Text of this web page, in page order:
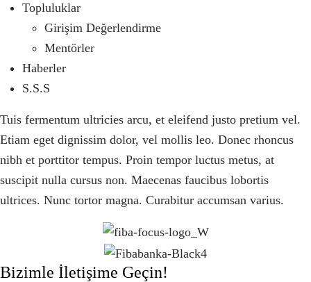
Topluluklar
Girişim Değerlendirme
Mentörler
Haberler
S.S.S
Tuis fermentum ultricies arcu, et eleifend justo pretium vel.
Etiam eget dignissim dolor, vel mollis leo. Donec rhoncus
nibh et porttitor tempus. Proin tempor luctus metus, at
suscipit nulla cursus non. Maecenas faucibus lobortis
ultrices. Nunc tortor magna. Curabitur accumsan varius.
Bizimle İletişime Geçin!